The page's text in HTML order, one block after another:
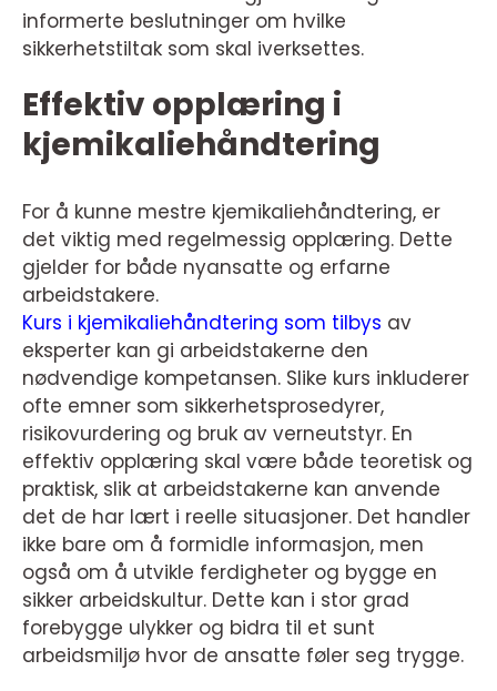
informerte beslutninger om hvilke
sikkerhetstiltak som skal iverksettes.
Effektiv opplæring i
kjemikaliehåndtering
For å kunne mestre kjemikaliehåndtering, er
det viktig med regelmessig opplæring. Dette
gjelder for både nyansatte og erfarne
arbeidstakere.
Kurs i kjemikaliehåndtering som tilbys av
eksperter kan gi arbeidstakerne den
nødvendige kompetansen. Slike kurs inkluderer
ofte emner som sikkerhetsprosedyrer,
risikovurdering og bruk av verneutstyr. En
effektiv opplæring skal være både teoretisk og
praktisk, slik at arbeidstakerne kan anvende
det de har lært i reelle situasjoner. Det handler
ikke bare om å formidle informasjon, men
også om å utvikle ferdigheter og bygge en
sikker arbeidskultur. Dette kan i stor grad
forebygge ulykker og bidra til et sunt
arbeidsmiljø hvor de ansatte føler seg trygge.